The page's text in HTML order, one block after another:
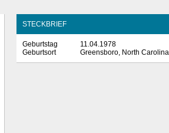
STECKBRIEF
Geburtstag
11.04.1978
Geburtsort
Greensboro, North Carolina